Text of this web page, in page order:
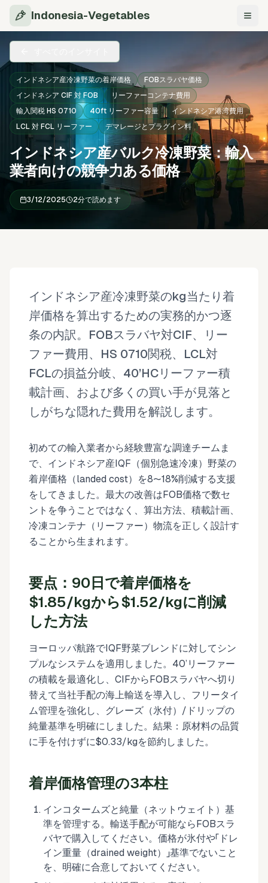
Indonesia-Vegetables ナビ
インドネシア産冷凍野菜の着岸価格
FOBスラバヤ価格
インドネシア CIF 対 FOB
リーファーコンテナ費用
輸入関税 HS 0710
40ft リーファー容量
インドネシア港湾費用
LCL 対 FCL リーファー
デマレージとプラグイン料
インドネシア産バルク冷凍野菜：輸入
業者向けの競争力ある価格
3/12/2025 2分で読めます
インドネシア産冷凍野菜のkg当たり着
岸価格を算出するための実務的かつ逐
条の内訳。FOBスラバヤ対CIF、リー
ファー費用、HS 0710関税、LCL対
FCLの損益分岐、40’HCリーファー積
載計画、および多くの買い手が見落と
しがちな隠れた費用を解説します。
初めての輸入業者から経験豊富な調達チームま
で、インドネシア産IQF（個別急速冷凍）野菜の
着岸価格（landed cost）を8〜18%削減する支援
をしてきました。最大の改善はFOB価格で数セ
ントを争うことではなく、算出方法、積載計画、
冷凍コンテナ（リーファー）物流を正しく設計す
ることから生まれます。
要点：90日で着岸価格を
$1.85/kgから$1.52/kgに削減
した方法
ヨーロッパ航路でIQF野菜ブレンドに対してシン
プルなシステムを適用しました。40’リーファー
の積載を最適化し、CIFからFOBスラバヤへ切り
替えて当社手配の海上輸送を導入し、フリータイ
ム管理を強化し、グレーズ（氷付）/ドリップの
純量基準を明確にしました。結果：原材料の品質
に手を付けずに$0.33/kgを節約しました。
着岸価格管理の3本柱
インコタームズと純量（ネットウェイト）基
準を管理する。輸送手配が可能ならFOBスラ
バヤで購入してください。価格が氷付や「ドレ
イン重量（drained weight）」基準でないこと
を、明確に合意しておいてください。